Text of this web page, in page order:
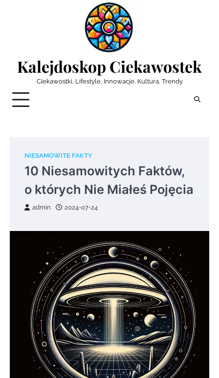
Kalejdoskop Ciekawostek
Ciekawostki, Lifestyle, Innowacje, Kultura, Trendy
NIESAMOWITE FAKTY
10 Niesamowitych Faktów,
o których Nie Miałeś Pojęcia
admin 2024-07-24